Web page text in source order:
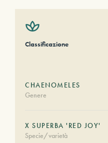
Classificazione
CHAENOMELES
Genere
X SUPERBA 'RED JOY'
Specie/varietà